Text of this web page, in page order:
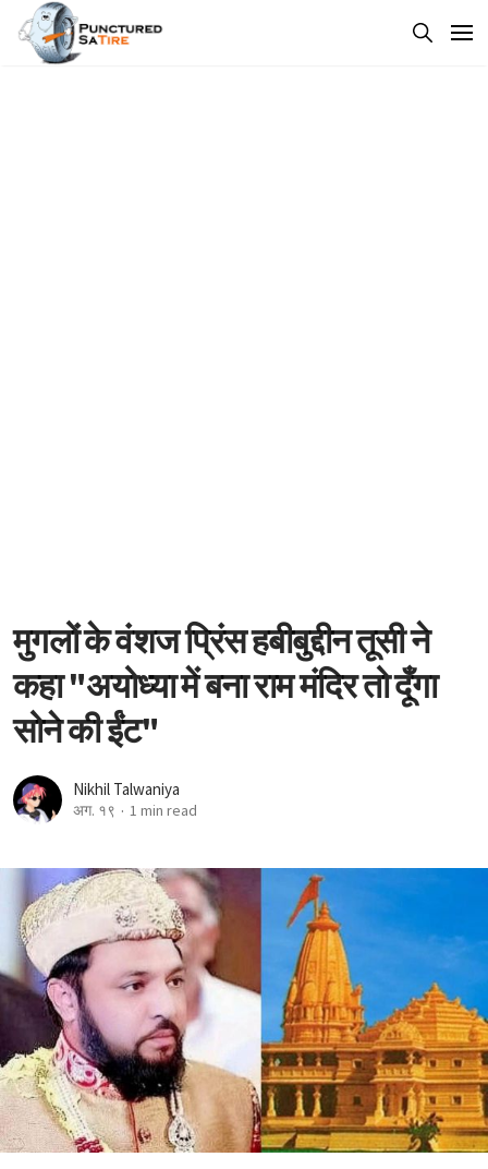
मुगलों के वंशज प्रिंस हबीबुद्दीन तूसी ने
कहा "अयोध्‍या में बना राम मंदिर तो दूँगा
सोने की ईंट"
Nikhil Talwaniya
अग. १९ 1 min read